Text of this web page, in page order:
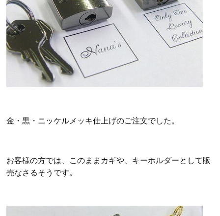
金・黒・ニッケルメッキ仕上げのご注文でした。
お客様の方では、このままカギや、キーホルダーとして販
売なさるそうです。